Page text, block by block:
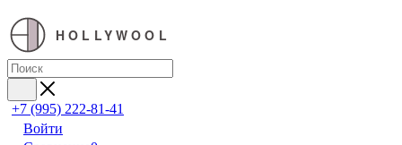
HOLLYWOOL
+7 (995) 222-81-41
Войти